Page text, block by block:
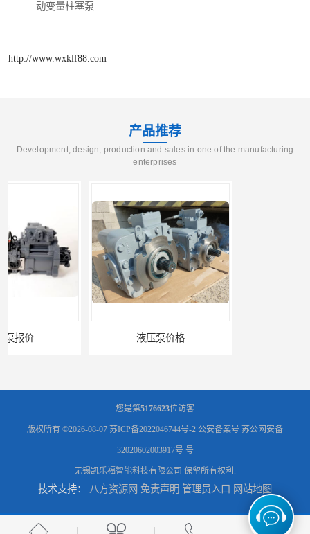
动变量柱塞泵
http://www.wxklf88.com
产品推荐
Development, design, production and sales in one of the manufacturing
enterprises
柱塞泵价格 液压泵报价
您是第5176623位访客
版权所有 ©2026-08-07 苏ICP备2022046744号-2 公安备案号 苏公网安备
32020602003917号 号
无锡凯乐福智能科技有限公司 保留所有权利.
技术支持： 八方资源网 免责声明 管理员入口 网站地图